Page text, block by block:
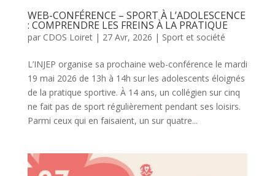
WEB-CONFÉRENCE – SPORT À L’ADOLESCENCE
: COMPRENDRE LES FREINS À LA PRATIQUE
par CDOS Loiret| 27 Avr, 2026 | Sport et société
L’INJEP organise sa prochaine web-conférence le mardi
19 mai 2026 de 13h à 14h sur les adolescents éloignés
de la pratique sportive. À 14 ans, un collégien sur cinq
ne fait pas de sport régulièrement pendant ses loisirs.
Parmi ceux qui en faisaient, un sur quatre...